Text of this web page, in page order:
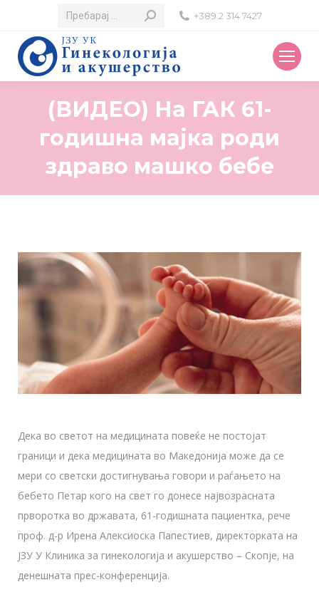
Search:
+389 2 314 7427
(ВИДЕО) На ГАК 61-
годишна мајка роди
здраво машко бебе
Дека во светот на медицината повеќе не постојат
граници и дека медицината во Македонија може да се
мери со светски достигнувања говори и раѓањето на
бебето Петар кого на свет го донесе највозрасната
прворотка во државата, 61-годишната пациентка, рече
проф. д-р Ирена Алексиоска Папестиев, директорката на
ЈЗУ У Клиника за гинекологија и акушерство – Скопје, на
денешната прес-конференција.